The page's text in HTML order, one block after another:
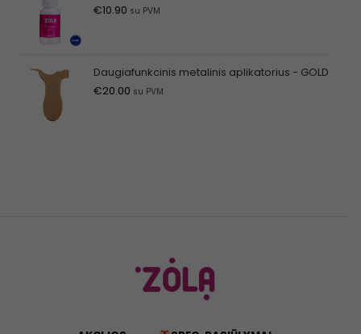
€10.90 su PVM
Daugiafunkcinis metalinis aplikatorius - GOLD
€20.00 su PVM